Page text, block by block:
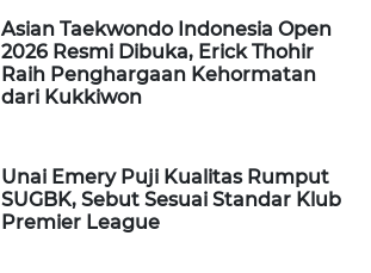
Asian Taekwondo Indonesia Open
2026 Resmi Dibuka, Erick Thohir
Raih Penghargaan Kehormatan
dari Kukkiwon
Unai Emery Puji Kualitas Rumput
SUGBK, Sebut Sesuai Standar Klub
Premier League